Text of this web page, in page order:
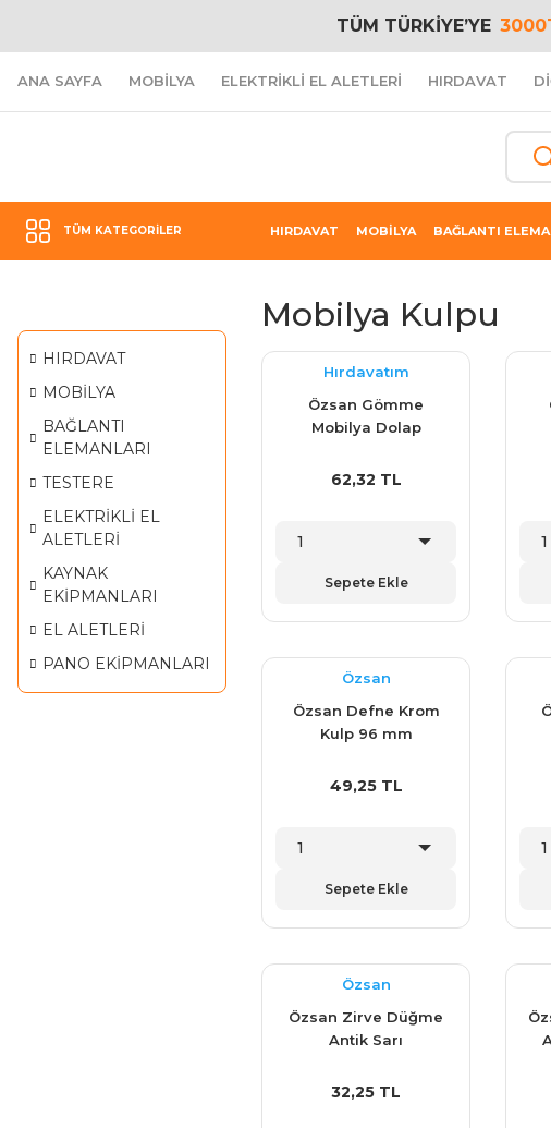
TÜM TÜRKİYE’YE
ANA SAYFA MOBİLYA ELEKTRİKLİ EL ALETLERİ HIRDAVAT
TÜM KATEGORILER HIRDAVAT MOBİLYA BAĞLANTI
HIRDAVAT
MOBİLYA
BAĞLANTI
ELEMANLARI
TESTERE
ELEKTRİKLİ EL
ALETLERİ
KAYNAK
EKİPMANLARI
EL ALETLERİ
PANO EKİPMANLARI
Mobilya Kulpu
Hırdavatım
Özsan Gömme
Mobilya Dolap
96 mm
62,32 TL
Sepete Ekle
Özsan
Özsan Defne Krom
Kulp 96 mm
49,25 TL
Sepete Ekle
Özsan
Özsan Zirve Düğme
Antik Sarı
32,25 TL